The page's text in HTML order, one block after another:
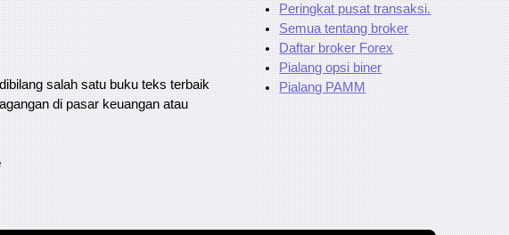
salah satu buku teks terbaik
di pasar keuangan atau
Peringkat pusat transaksi.
Semua tentang broker
Daftar broker Forex
Pialang opsi biner
Pialang PAMM